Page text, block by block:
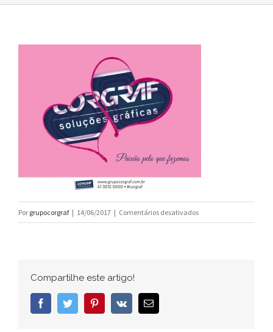
Por grupocorgraf | 14/06/2017 | Comentários desativadosem
paixao
Compartilhe este artigo!
FacebookTwitter PinterestVk
E-
mail